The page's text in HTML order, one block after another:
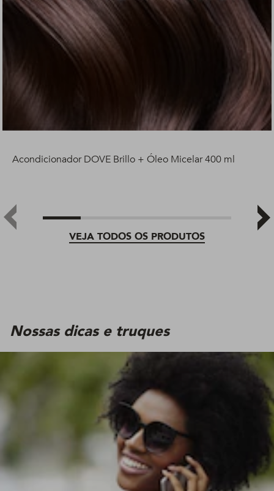
VEJA TODOS OS PRODUTOS
Acondicionador DOVE Brillo + Óleo Micelar 400 ml
Nossas dicas e truques